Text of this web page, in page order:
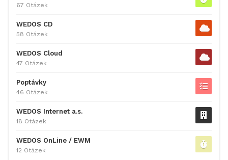
67 Otázek
WEDOS CD
58 Otázek
WEDOS Cloud
47 Otázek
Poptávky
46 Otázek
WEDOS Internet a.s.
18 Otázek
WEDOS OnLine / EWM
12 Otázek